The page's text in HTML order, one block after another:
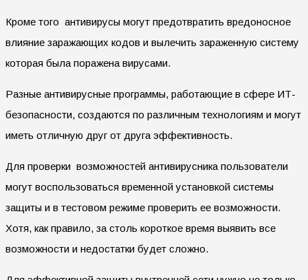
Кроме того антивирусы могут предотвратить вредоносное
влияние заражающих кодов и вылечить зараженную систему
которая была поражена вирусами.
Разные антивирусные программы, работающие в сфере ИТ-
безопасности, создаются по различным технологиям и могут
иметь отличную друг от друга эффективность.
Для проверки возможностей антивирусника пользователи
могут воспользоваться временной установкой системы
защиты и в тестовом режиме проверить ее возможности.
Хотя, как правило, за столь короткое время выявить все
возможности и недостатки будет сложно.